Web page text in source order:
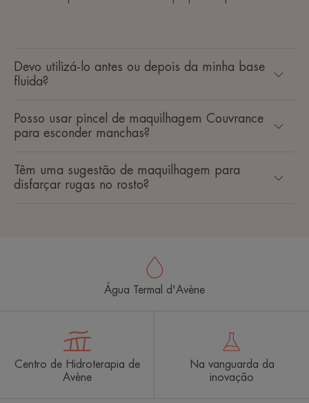
Devo utilizá-lo antes ou depois da minha base
fluida?
Posso usar pincel de maquilhagem Couvrance
para esconder manchas?
Têm uma sugestão de maquilhagem para
disfarçar rugas no rosto?
Água Termal d'Avène
Centro de Hidroterapia de
Avène
Na vanguarda da
inovação